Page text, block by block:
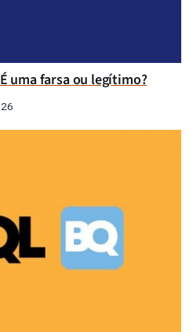
uma farsa ou legítimo?